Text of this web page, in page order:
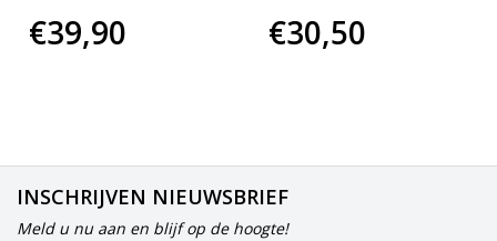
€39,90 €30,50
INSCHRIJVEN NIEUWSBRIEF
Meld u nu aan en blijf op de hoogte!